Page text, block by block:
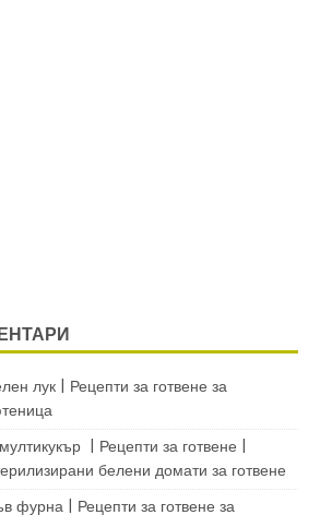
лук | Рецепти за готвене за
| Рецепти за готвене |
белени домати за готвене
фурна | Рецепти за готвене за